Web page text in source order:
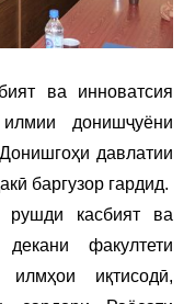
ва инноватсия
донишҷуёни
давлатии
баргузор гардид.
касбият ва
факултети
иқтисодӣ,